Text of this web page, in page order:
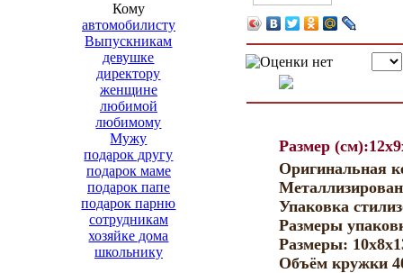
Кому
автомобилисту
Выпускникам
девушке
директору
женщине
любимой
любимому
Мужу
подарок другу
подарок маме
подарок папе
подарок парню
сотрудникам
хозяйке дома
школьнику
Размер
Оригинальная
Упаковка
Размеры
Размеры:
Объём кружки